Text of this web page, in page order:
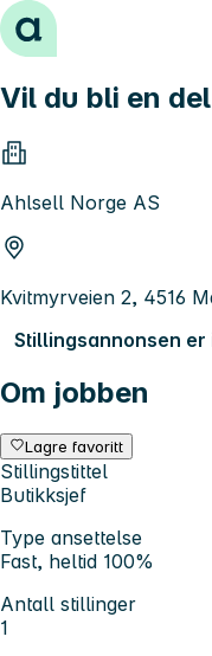
Hopp til innhold
Vil du bli en
Ahlsell Norge AS
Kvitmyrveien 2, 4516
Stillingsannonsen er
Om jobben
Lagre favoritt
Stillingstittel
Butikksjef
Type ansettelse
Fast, heltid 100%
Antall stillinger
1